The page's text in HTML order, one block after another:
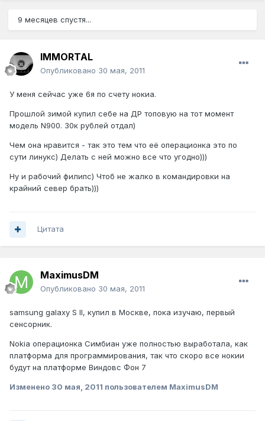
9 месяцев спустя...
IMMORTAL
Опубликовано 30 мая, 2011
У меня сейчас уже 6я по счету нокиа.
Прошлой зимой купил себе на ДР топовую на тот момент
модель N900. 30к рублей отдал)
Чем она нравится - так это тем что её операционка это по
сути линукс) Делать с ней можно все что угодно)))
Ну и рабочий филипс) Чтоб не жалко в командировки на
крайний север брать)))
Цитата
MaximusDM
Опубликовано 30 мая, 2011
samsung galaxy S II, купил в Москве, пока изучаю, первый
сенсорник.
Nokia операционка Симбиан уже полностью выработала, как
платформа для программирования, так что скоро все нокии
будут на платформе Виндовс Фон 7
Изменено 30 мая, 2011 пользователем MaximusDM